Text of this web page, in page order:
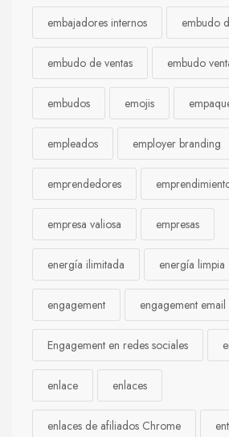
embajadores internos embudo
embudo de ventas embudo
embudos emojis
empleados employer branding
emprendedores
empresa valiosa empresas
energía ilimitada energía limpia
engagement engagement email
Engagement en redes sociales
enlace enlaces
enlaces de afiliados Chrome